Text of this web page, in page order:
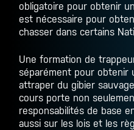
obligatoire pour obtenir
est nécessaire pour
chasser dans certains
Une formation de
séparément pour obtenir
attraper du gibier
cours porte non
responsabilités de base
aussi sur les lois et les